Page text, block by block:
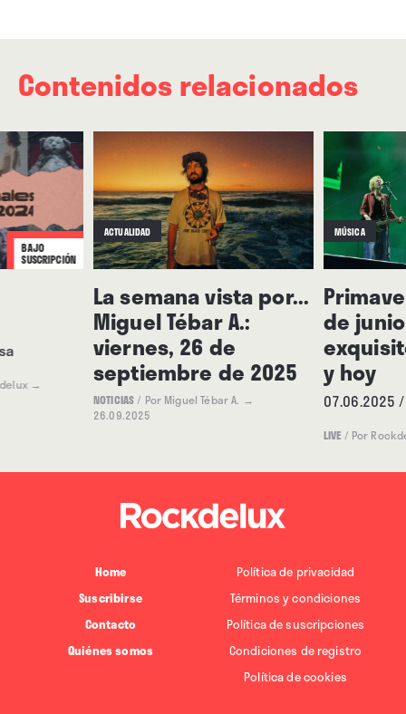
Contenidos relacionados
BAJO
SUSCRIPCIÓN
→
ACTUALIDAD
La semana vista por...
Miguel Tébar A.:
viernes, 26 de
septiembre de 2025
NOTICIAS/ Por Miguel Tébar A. →
26.09.2025
MÚSICA
de
y hoy
07.06.2025
LIVE / Por
Home
Suscribirse
Contacto
Quiénes somos
Política de privacidad
Términos y condiciones
Política de suscripciones
Condiciones de registro
Política de cookies